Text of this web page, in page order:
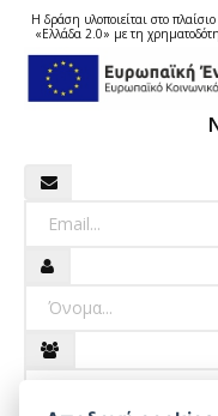
Η δράση υλοποιείται στο
«Ελλάδα 2.0» με τη
Newsletter
Όνομα
Επώνυμο